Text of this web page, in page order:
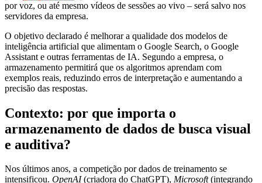
por voz, ou até mesmo vídeos de sessões ao vivo – será salvo nos
servidores da empresa.
O objetivo declarado é melhorar a qualidade dos modelos de
inteligência artificial que alimentam o Google Search, o Google
Assistant e outras ferramentas de IA. Segundo a empresa, o
armazenamento permitirá que os algoritmos aprendam com
exemplos reais, reduzindo erros de interpretação e aumentando a
precisão das respostas.
Contexto: por que importa o
armazenamento de dados de busca visual
e auditiva?
Nos últimos anos, a competição por dados de treinamento se
intensificou. OpenAI(criadora do ChatGPT), Microsoft(integrando